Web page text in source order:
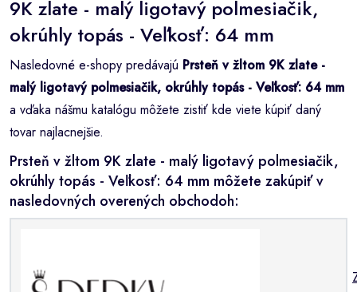
9K zlate - malý ligotavý polmesiačik,
okrúhly topás - Veľkosť: 64 mm
Nasledovné e-shopy predávajú Prsteň v žltom 9K zlate -
malý ligotavý polmesiačik, okrúhly topás - Veľkosť: 64 mm
a vďaka nášmu katalógu môžete zistiť kde viete kúpiť daný
tovar najlacnejšie.
Prsteň v žltom 9K zlate - malý ligotavý polmesiačik,
okrúhly topás - Veľkosť: 64 mm môžete zakúpiť v
nasledovných overených obchodoh: